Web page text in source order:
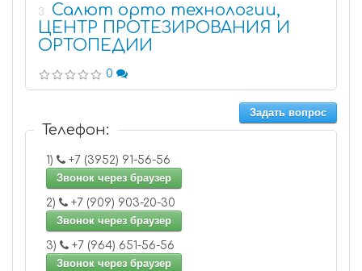
3
Салют орто технологии,
ЦЕНТР ПРОТЕЗИРОВАНИЯ И
ОРТОПЕДИИ
0
Задать вопрос
Телефон:
1)
+7 (3952) 91-56-56
Звонок через браузер
2)
+7 (909) 903-20-30
Звонок через браузер
3)
+7 (964) 651-56-56
Звонок через браузер